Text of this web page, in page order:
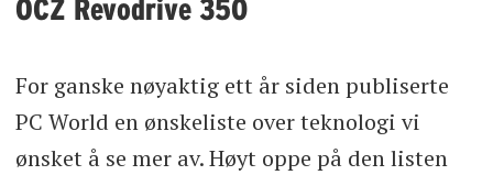
OCZ Revodrive 350
For ganske nøyaktig ett år siden publiserte
PC World en ønskeliste over teknologi vi
ønsket å se mer av. Høyt oppe på den listen